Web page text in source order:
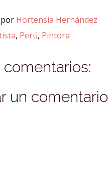
Hortensia Hernández
, Perú, Pintora
comentarios:
un comentario